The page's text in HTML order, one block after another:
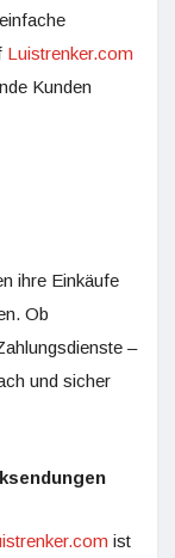
Luistrenker.com
Kunden
ihre Einkäufe
Ob
–
und sicher
ist